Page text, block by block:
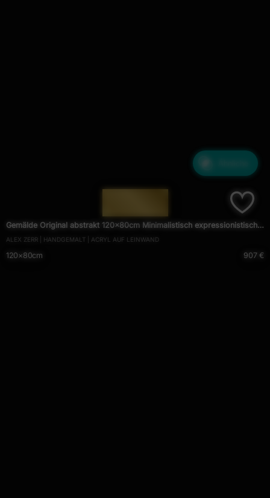
Gemälde Original abstrakt 120x80cm Minimalistisch expressionistisch
handgemalt schwarz schwarz weiss anthrazit hochwertig
ALEX ZERR | HANDGEMALT | ACRYL AUF LEINWAND
120×80cm 907 €